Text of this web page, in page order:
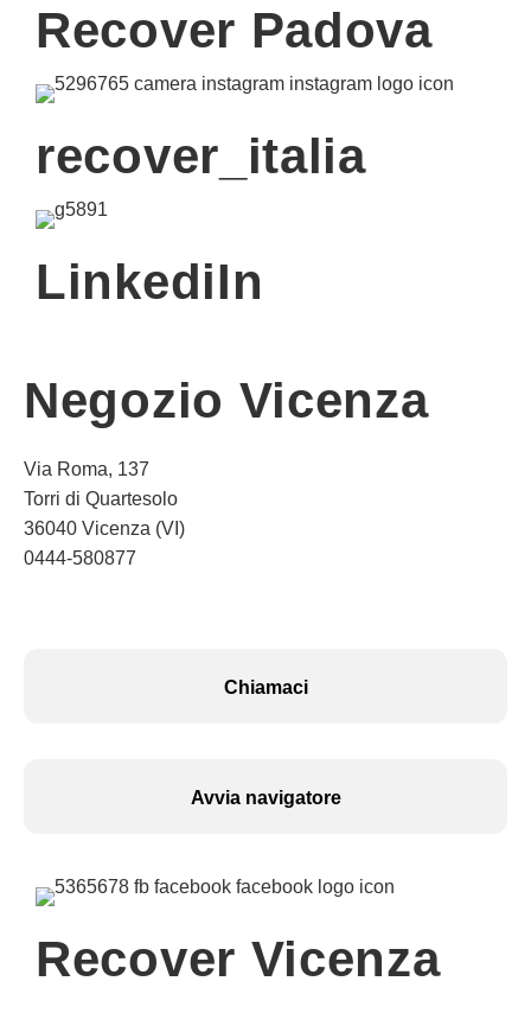
Recover Padova
recover_italia
LinkediIn
Negozio Vicenza
Via Roma, 137
Torri di Quartesolo
36040 Vicenza (VI)
0444-580877
Chiamaci
Avvia navigatore
Recover Vicenza